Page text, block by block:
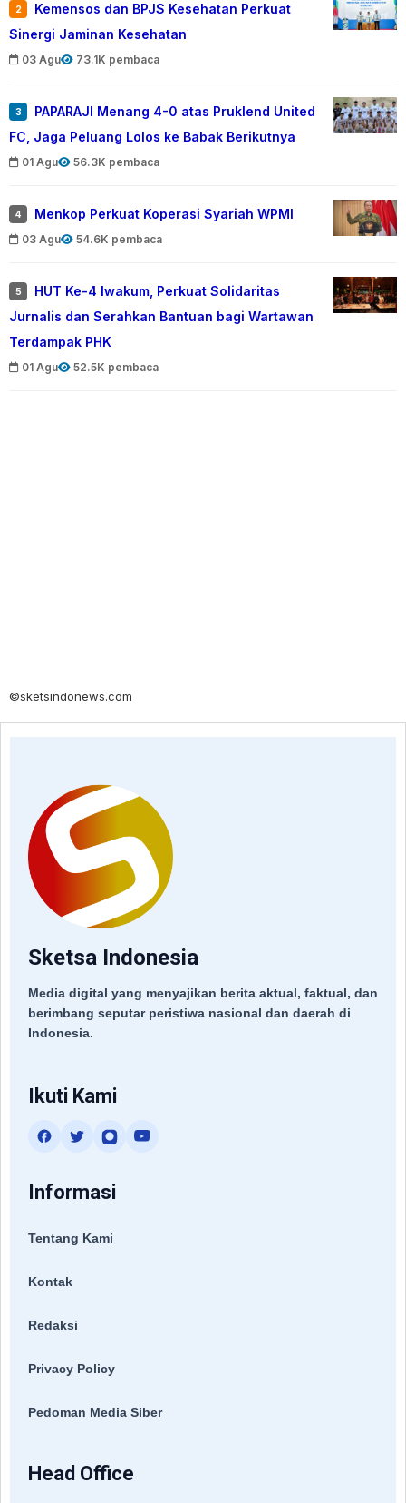
2
Kemensos dan BPJS Kesehatan Perkuat
Sinergi Jaminan Kesehatan
03 Agu 73.1K pembaca
3
PAPARAJI Menang 4-0 atas Pruklend United
FC, Jaga Peluang Lolos ke Babak Berikutnya
01 Agu 56.3K pembaca
4 Menkop Perkuat Koperasi Syariah WPMI
03 Agu 54.6K pembaca
5
HUT Ke-4 Iwakum, Perkuat Solidaritas
Jurnalis dan Serahkan Bantuan bagi Wartawan
Terdampak PHK
01 Agu 52.5K pembaca
©sketsindonews.com
Sketsa Indonesia
Media digital yang menyajikan berita aktual, faktual, dan
berimbang seputar peristiwa nasional dan daerah di
Indonesia.
Ikuti Kami
Informasi
Tentang Kami
Kontak
Redaksi
Privacy Policy
Pedoman Media Siber
Head Office